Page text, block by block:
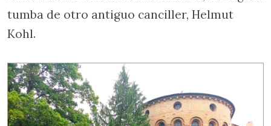
tumba de otro antiguo canciller, Helmut
Kohl.